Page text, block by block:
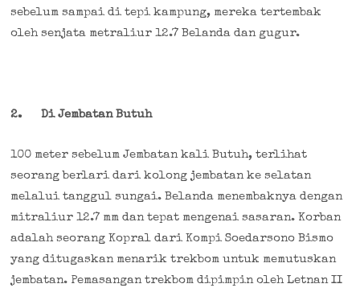
sebelum sampai di tepi kampung, mereka tertembak
oleh senjata metraliur 12.7 Belanda dan gugur.
2.Di Jembatan Butuh
100 meter sebelum Jembatan kali Butuh, terlihat
seorang berlari dari kolong jembatan ke selatan
melalui tanggul sungai. Belanda menembaknya dengan
mitraliur 12.7 mm dan tepat mengenai sasaran. Korban
adalah seorang Kopral dari Kompi Soedarsono Bismo
yang ditugaskan menarik trekbom untuk memutuskan
jembatan. Pemasangan trekbom dipimpin oleh Letnan II